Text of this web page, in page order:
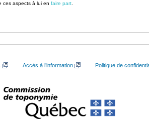
ces aspects à lui en faire part
Accès à l’information Politique de